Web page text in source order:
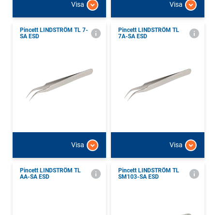
Visa Visa
Pincett LINDSTRÖM TL 7-
SA ESD
Visa
Pincett LINDSTRÖM TL
7A-SA ESD
Visa
Pincett LINDSTRÖM TL
AA-SA ESD
Pincett LINDSTRÖM TL
SM103-SA ESD